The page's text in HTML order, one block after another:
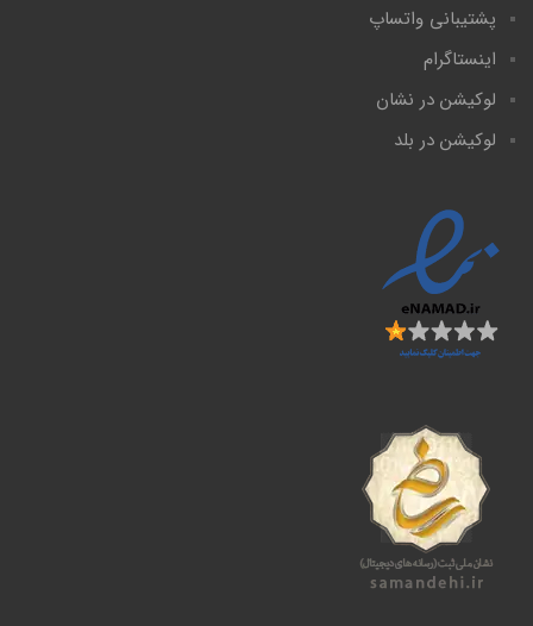
پشتیبانی واتساپ
اینستاگرام
لوکیشن در نشان
لوکیشن در بلد